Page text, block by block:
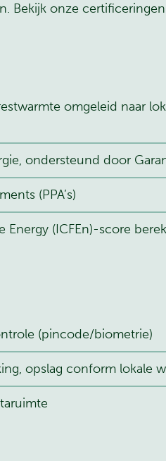
Bekijk onze
omgeleid naar
ondersteund door
(PPA’s)
Energy (ICFEn)-score
(pincode/biometrie)
opslag conform lokale